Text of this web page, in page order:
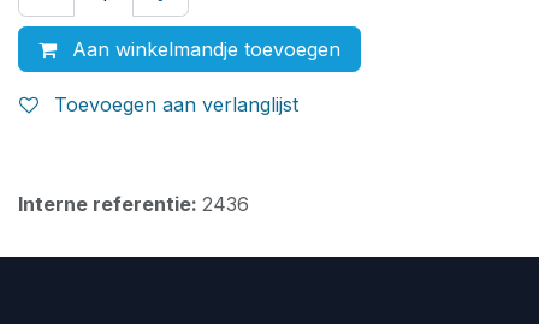
Aan winkelmandje toevoegen
Toevoegen aan verlanglijst
Interne referentie: 2436